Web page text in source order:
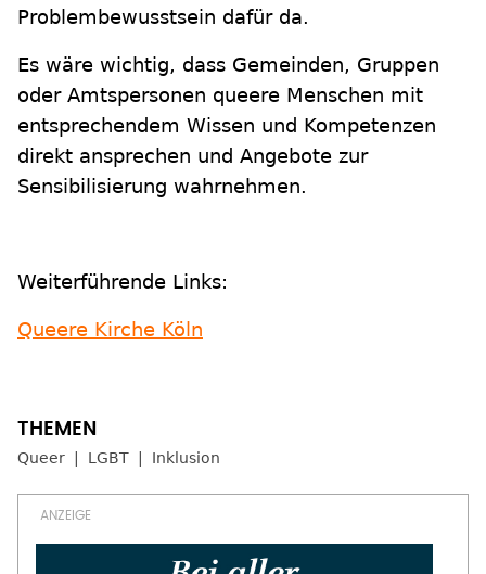
Problembewusstsein dafür da.
Es wäre wichtig, dass Gemeinden, Gruppen
oder Amtspersonen queere Menschen mit
entsprechendem Wissen und Kompetenzen
direkt ansprechen und Angebote zur
Sensibilisierung wahrnehmen.
Weiterführende Links:
Queere Kirche Köln
Queer LGBT Inklusion